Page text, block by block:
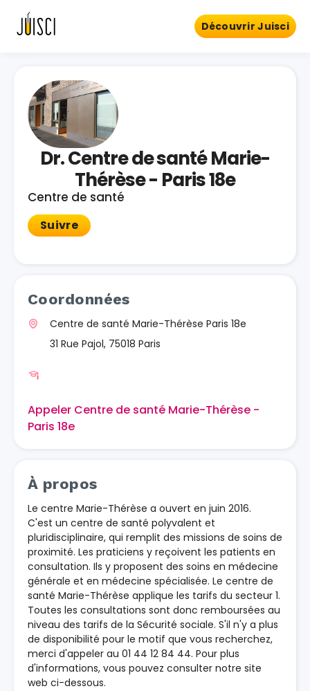
Découvrir Juisci
Dr. Centre de santé Marie-
Thérèse - Paris 18e
Centre de santé
Suivre
Coordonnées
Centre de santé Marie-Thérèse Paris 18e
31 Rue Pajol, 75018 Paris
Appeler Centre de santé Marie-Thérèse -
Paris 18e
À propos
Le centre Marie-Thérèse a ouvert en juin 2016.
C'est un centre de santé polyvalent et
pluridisciplinaire, qui remplit des missions de soins de
proximité. Les praticiens y reçoivent les patients en
consultation. Ils y proposent des soins en médecine
générale et en médecine spécialisée. Le centre de
santé Marie-Thérèse applique les tarifs du secteur 1.
Toutes les consultations sont donc remboursées au
niveau des tarifs de la Sécurité sociale. S'il n'y a plus
de disponibilité pour le motif que vous recherchez,
merci d'appeler au 01 44 12 84 44. Pour plus
d'informations, vous pouvez consulter notre site
web ci-dessous.